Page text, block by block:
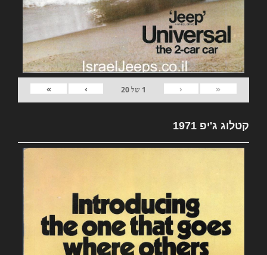
«
‹
1 של20
›
»
קטלוג ג'יפ 1971